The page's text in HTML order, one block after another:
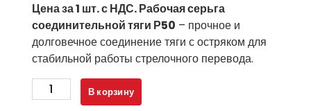
Цена за 1 шт. с НДС. Рабочая серьга
соединительной тяги Р50 – прочное и
долговечное соединение тяги с остряком для
стабильной работы стрелочного перевода.
Количество
товара
В корзину